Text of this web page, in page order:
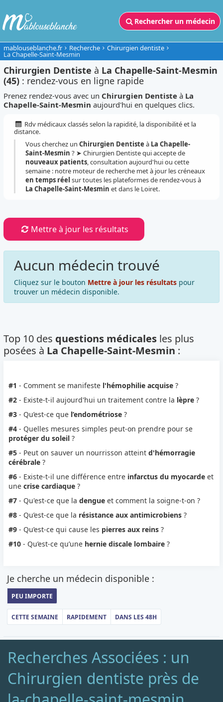
Rechercher un médecin
mablouseblanche.fr Recherche Chirurgien dentiste
La Chapelle-Saint-Mesmin
Chirurgien Dentiste à La Chapelle-Saint-Mesmin
(45) : rendez-vous en ligne rapide
Prenez rendez-vous avec un Chirurgien Dentiste à La
Chapelle-Saint-Mesmin aujourd'hui en quelques clics.
Rdv médicaux classés selon la rapidité, la disponibilité et la
distance.
Vous cherchez unChirurgien Dentiste à La Chapelle-
Saint-Mesmin ? ➤ Chirurgien Dentiste qui accepte de
nouveaux patients, consultation aujourd'hui ou cette
semaine : notre moteur de recherche met à jour les créneaux
en temps réel sur toutes les plateformes de rendez-vous à
La Chapelle-Saint-Mesmin et dans le Loiret.
Mettre à jour les résultats
Aucun médecin trouvé
Cliquez sur le bouton Mettre à jour les résultats pour
trouver un médecin disponible.
Top 10 des questions médicales les plus
posées à La Chapelle-Saint-Mesmin :
#1 - Comment se manifeste l'hémophilie acquise ?
#2 - Existe-t-il aujourd'hui un traitement contre la lèpre ?
#3 - Qu’est-ce que l’endométriose ?
#4 - Quelles mesures simples peut-on prendre pour se
protéger du soleil ?
#5 - Peut on sauver un nourrisson atteintd'hémorragie
cérébrale ?
#6 - Existe-t-il une différence entre infarctus du myocarde et
unecrise cardiaque ?
#7 - Qu'est-ce que ladengue et comment la soigne-t-on ?
#8 - Qu’est-ce que la résistance aux antimicrobiens ?
#9 - Qu’est-ce qui cause les pierres aux reins ?
#10 - Qu’est-ce qu’une hernie discale lombaire ?
Je cherche un médecin disponible :
PEU IMPORTE
CETTE SEMAINE RAPIDEMENT DANS LES 48H
Recherches Associées : un
Chirurgien dentiste près de